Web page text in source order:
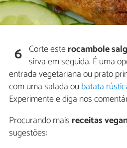
6 Corte esterocambole
sirva em seguida. É uma
entrada vegetariana ou prato
com uma salada oubatata
Experimente e diga nos
Procurando mais receitas
sugestões: